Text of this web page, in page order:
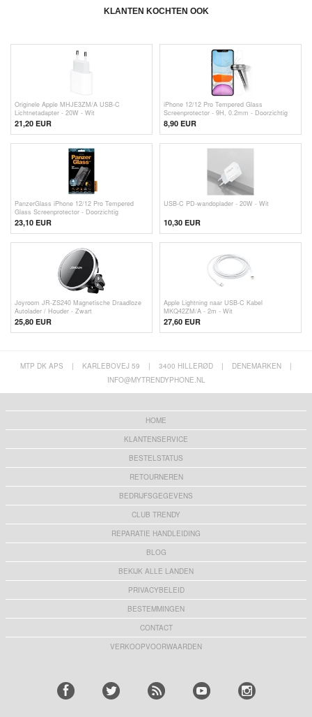
KLANTEN KOCHTEN OOK
Originele Apple MHJE3ZM/A USB-C
Lichtnetadapter - 20W - Wit
21,20 EUR
iPhone 12/12 Pro Tempered Glass
Screenprotector - 9H, 0.2mm - Doorzichtig
8,90 EUR
PanzerGlass iPhone 12/12 Pro Tempered
Glass Screenprotector - Doorzichtig
23,10 EUR
USB-C PD-wandoplader - 20W - Wit
10,30 EUR
Joyroom JR-ZS240 Magnetische Draadloze
Autolader / Houder - Zwart
25,80 EUR
Apple Lightning naar USB-C Kabel
MKQ42ZM/A - 2m - Wit
27,60 EUR
MTP DK APS | KARLEBOVEJ 59 | 3400 HILLERØD | DENEMARKEN
|
INFO@MYTRENDYPHONE.NL
HOME
KLANTENSERVICE
BESTELSTATUS
RETOURNEREN
BEDRIJFSGEGEVENS
CLUB TRENDY
REPARATIE HANDLEIDING
BLOG
BEKIJK ALLE LANDEN
PRIVACYBELEID
BESTEMMINGEN
CONTACT
VERKOOPVOORWAARDEN